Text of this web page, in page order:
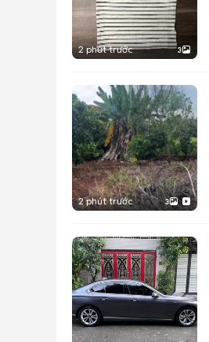
2 phút trước 3
2 phút trước 3